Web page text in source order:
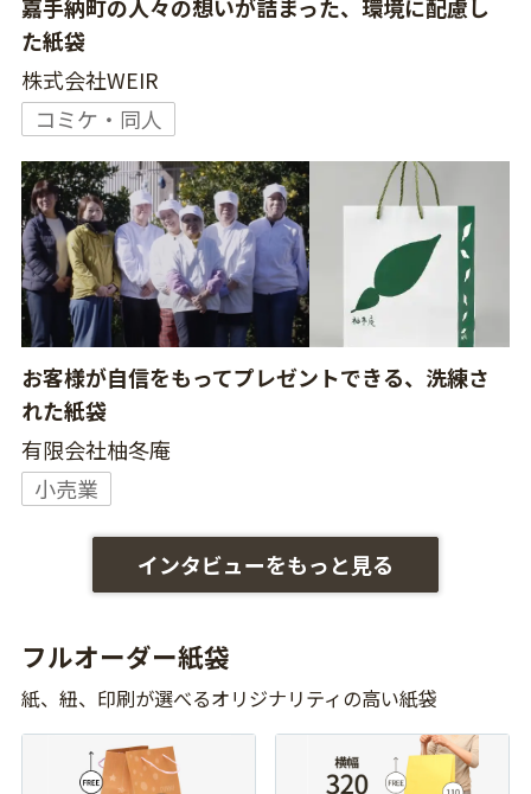
嘉手納町の人々の想いが詰まった、環境に配慮し
た紙袋
株式会社WEIR
コミケ・同人
お客様が自信をもってプレゼントできる、洗練さ
れた紙袋
有限会社柚冬庵
小売業
インタビューをもっと見る
フルオーダー紙袋
紙、紐、印刷が選べるオリジナリティの高い紙袋